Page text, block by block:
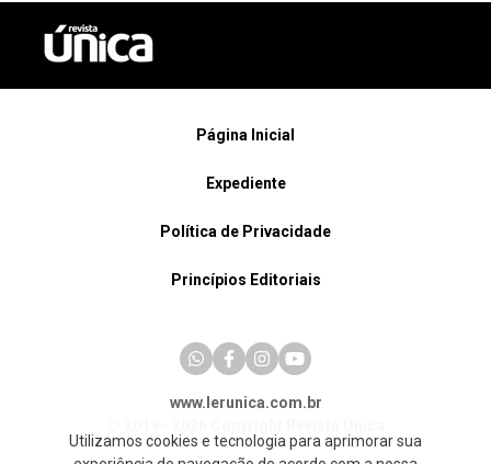
Página Inicial
Expediente
Política de Privacidade
Princípios Editoriais
www.lerunica.com.br
Utilizamos cookies e tecnologia para aprimorar sua